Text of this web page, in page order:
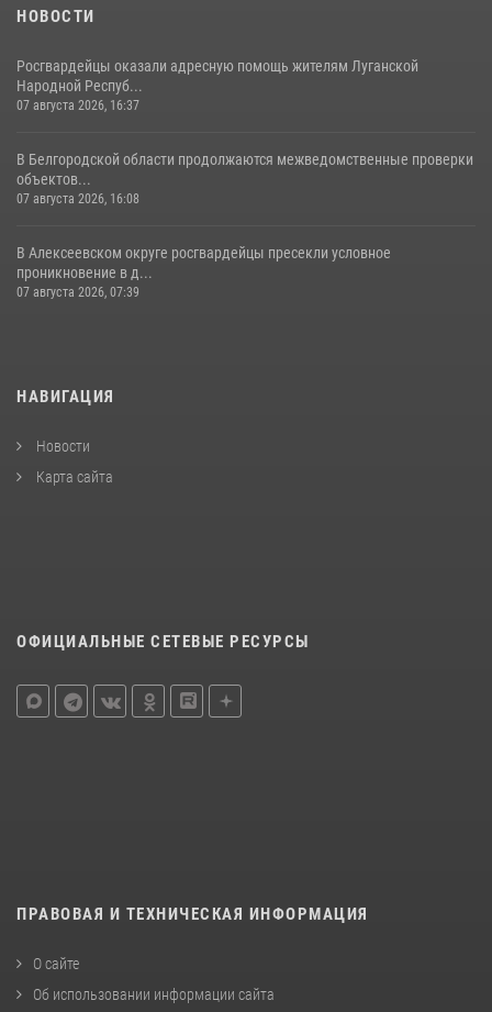
НОВОСТИ
Росгвардейцы оказали адресную помощь жителям Луганской
Народной Респуб...
07 августа 2026, 16:37
В Белгородской области продолжаются межведомственные проверки
объектов...
07 августа 2026, 16:08
В Алексеевском округе росгвардейцы пресекли условное
проникновение в д...
07 августа 2026, 07:39
НАВИГАЦИЯ
Новости
Карта сайта
ОФИЦИАЛЬНЫЕ СЕТЕВЫЕ РЕСУРСЫ
ПРАВОВАЯ И ТЕХНИЧЕСКАЯ ИНФОРМАЦИЯ
О сайте
Об использовании информации сайта